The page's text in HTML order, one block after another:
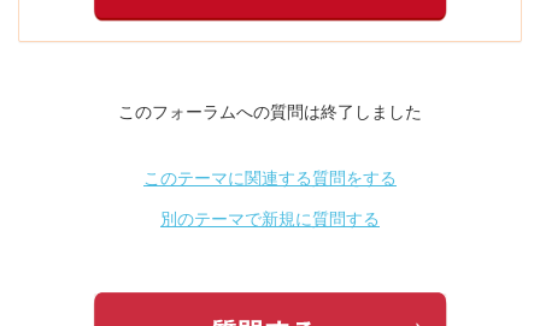
このフォーラムへの質問は終了しました
このテーマに関連する質問をする
別のテーマで新規に質問する